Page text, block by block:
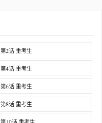
第2话 重考生
第4话 重考生
第6话 重考生
第8话 重考生